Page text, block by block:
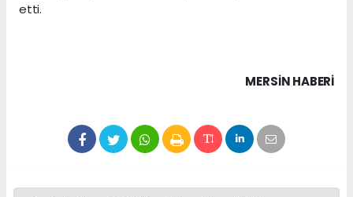
etti.
MERSIN HABERİ